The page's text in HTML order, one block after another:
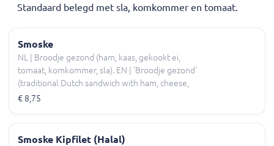
Standaard belegd met sla, komkommer en tomaat.
Smoske
NL | Broodje gezond (ham, kaas, gekookt ei,
tomaat, komkommer, sla). EN | 'Broodje gezond'
(traditional Dutch sandwich with ham, cheese,
boiled egg, tomato, cucumber, lettuce).
€ 8,75
Smoske Kipfilet (Halal)